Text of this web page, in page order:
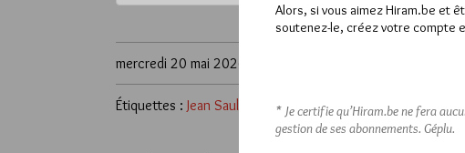
mercredi 20 mai 2026
Étiquettes : Jean Saulis
Alors, si vous aimez Hiram.be et
soutenez-le, créez votre compte
* Je certifie qu’Hiram.be ne fera
gestion de ses abonnements. Géplu.